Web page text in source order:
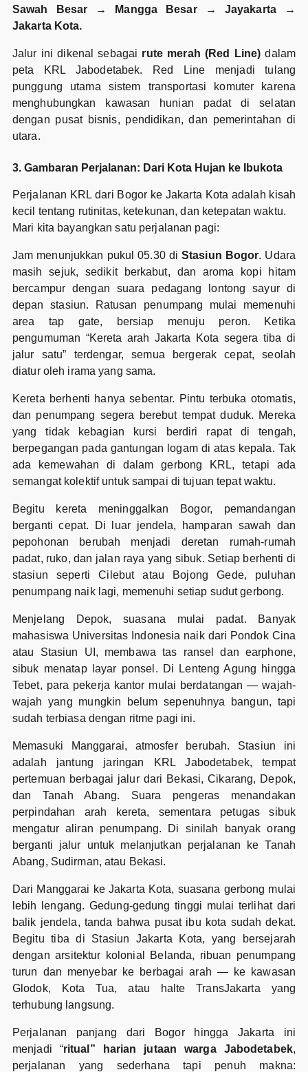
Sawah Besar → Mangga Besar → Jayakarta →
Jakarta Kota.
Jalur ini dikenal sebagai rute merah (Red Line) dalam
peta KRL Jabodetabek. Red Line menjadi tulang
punggung utama sistem transportasi komuter karena
menghubungkan kawasan hunian padat di selatan
dengan pusat bisnis, pendidikan, dan pemerintahan di
utara.
3. Gambaran Perjalanan: Dari Kota Hujan ke Ibukota
Perjalanan KRL dari Bogor ke Jakarta Kota adalah kisah
kecil tentang rutinitas, ketekunan, dan ketepatan waktu.
Mari kita bayangkan satu perjalanan pagi:
Jam menunjukkan pukul 05.30 di Stasiun Bogor. Udara
masih sejuk, sedikit berkabut, dan aroma kopi hitam
bercampur dengan suara pedagang lontong sayur di
depan stasiun. Ratusan penumpang mulai memenuhi
area tap gate, bersiap menuju peron. Ketika
pengumuman “Kereta arah Jakarta Kota segera tiba di
jalur satu” terdengar, semua bergerak cepat, seolah
diatur oleh irama yang sama.
Kereta berhenti hanya sebentar. Pintu terbuka otomatis,
dan penumpang segera berebut tempat duduk. Mereka
yang tidak kebagian kursi berdiri rapat di tengah,
berpegangan pada gantungan logam di atas kepala. Tak
ada kemewahan di dalam gerbong KRL, tetapi ada
semangat kolektif untuk sampai di tujuan tepat waktu.
Begitu kereta meninggalkan Bogor, pemandangan
berganti cepat. Di luar jendela, hamparan sawah dan
pepohonan berubah menjadi deretan rumah-rumah
padat, ruko, dan jalan raya yang sibuk. Setiap berhenti di
stasiun seperti Cilebut atau Bojong Gede, puluhan
penumpang naik lagi, memenuhi setiap sudut gerbong.
Menjelang Depok, suasana mulai padat. Banyak
mahasiswa Universitas Indonesia naik dari Pondok Cina
atau Stasiun UI, membawa tas ransel dan earphone,
sibuk menatap layar ponsel. Di Lenteng Agung hingga
Tebet, para pekerja kantor mulai berdatangan — wajah-
wajah yang mungkin belum sepenuhnya bangun, tapi
sudah terbiasa dengan ritme pagi ini.
Memasuki Manggarai, atmosfer berubah. Stasiun ini
adalah jantung jaringan KRL Jabodetabek, tempat
pertemuan berbagai jalur dari Bekasi, Cikarang, Depok,
dan Tanah Abang. Suara pengeras menandakan
perpindahan arah kereta, sementara petugas sibuk
mengatur aliran penumpang. Di sinilah banyak orang
berganti jalur untuk melanjutkan perjalanan ke Tanah
Abang, Sudirman, atau Bekasi.
Dari Manggarai ke Jakarta Kota, suasana gerbong mulai
lebih lengang. Gedung-gedung tinggi mulai terlihat dari
balik jendela, tanda bahwa pusat ibu kota sudah dekat.
Begitu tiba di Stasiun Jakarta Kota, yang bersejarah
dengan arsitektur kolonial Belanda, ribuan penumpang
turun dan menyebar ke berbagai arah — ke kawasan
Glodok, Kota Tua, atau halte TransJakarta yang
terhubung langsung.
Perjalanan panjang dari Bogor hingga Jakarta ini
menjadi “ritual” harian jutaan warga Jabodetabek,
perjalanan yang sederhana tapi penuh makna: